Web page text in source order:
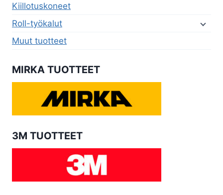
Kiillotuskoneet
Roll-työkalut
Muut tuotteet
MIRKA TUOTTEET
3M TUOTTEET